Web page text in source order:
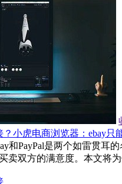
小虎电商浏览器：ebay只
和PayPal是两个如雷贯耳
卖双方的满意度。本文将